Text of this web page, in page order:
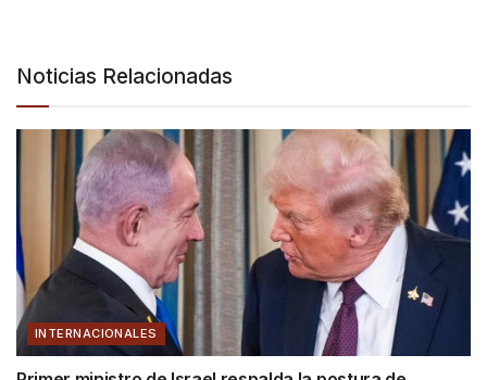
Noticias Relacionadas
INTERNACIONALES